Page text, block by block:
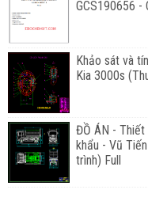
GCS190656 -
Khảo sát và
Kia 3000s
ĐỒ ÁN -
khẩu - Vũ
trình) Full